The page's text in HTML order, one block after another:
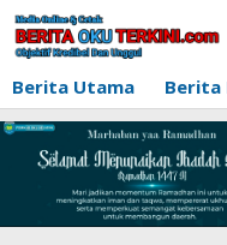
Lewati
ke
konten
Berita Utama
Berita